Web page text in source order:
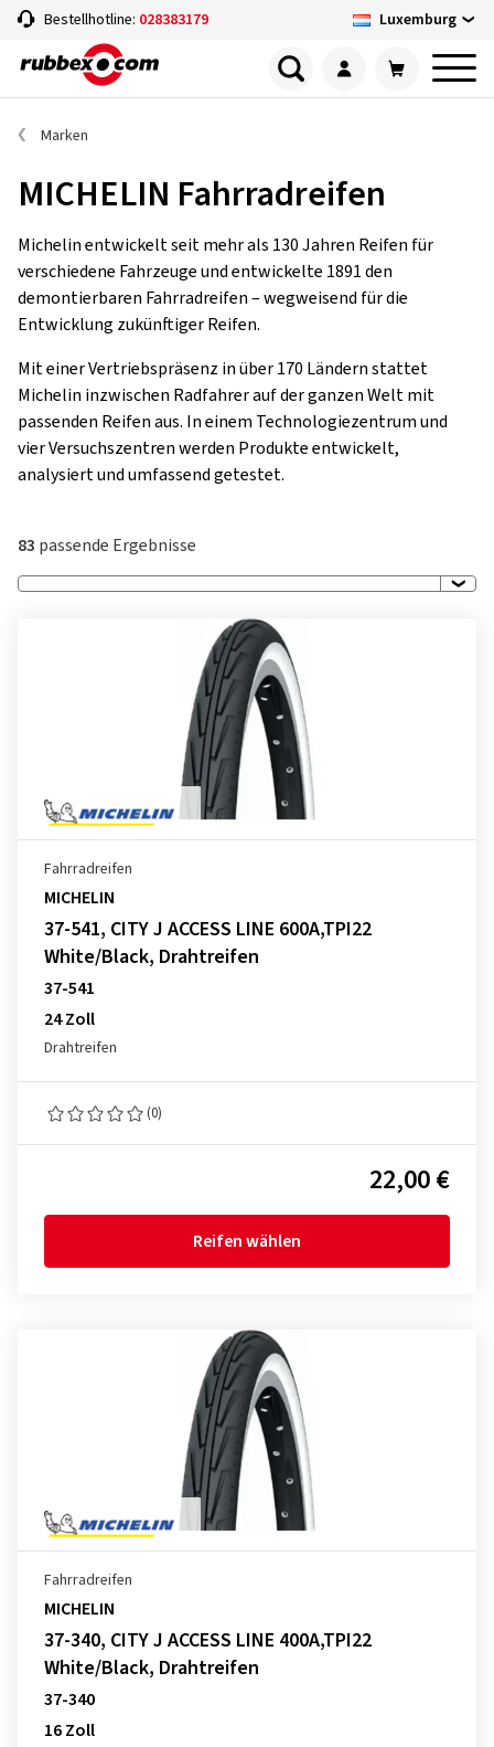
Bestellhotline: 028383179 Luxemburg
Marken
MICHELIN Fahrradreifen
Michelin entwickelt seit mehr als 130 Jahren Reifen für
verschiedene Fahrzeuge und entwickelte 1891 den
demontierbaren Fahrradreifen – wegweisend für die
Entwicklung zukünftiger Reifen.
Mit einer Vertriebspräsenz in über 170 Ländern stattet
Michelin inzwischen Radfahrer auf der ganzen Welt mit
passenden Reifen aus. In einem Technologiezentrum und
vier Versuchszentren werden Produkte entwickelt,
analysiert und umfassend getestet.
83 passende Ergebnisse
Fahrradreifen
MICHELIN
37-541, CITY J ACCESS LINE 600A,TPI22
White/Black, Drahtreifen
37-541
24 Zoll
Drahtreifen
(0)
22,00 €
Reifen wählen
Fahrradreifen
MICHELIN
37-340, CITY J ACCESS LINE 400A,TPI22
White/Black, Drahtreifen
37-340
16 Zoll